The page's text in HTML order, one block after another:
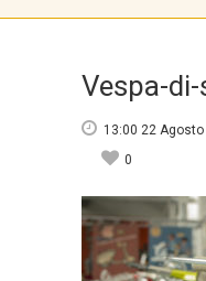
Vespa-
13:00 22 Agosto
0